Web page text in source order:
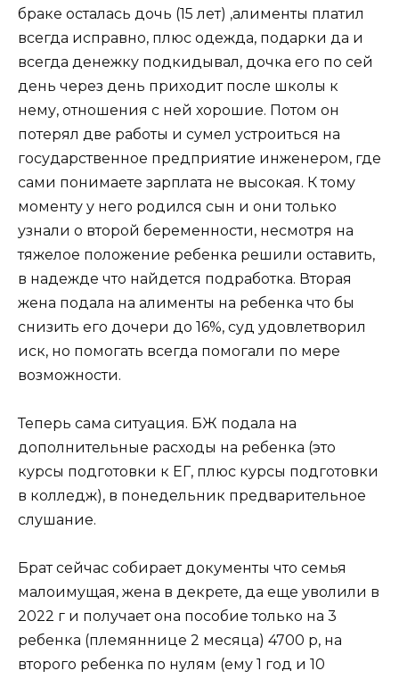
браке осталась дочь (15 лет) ,алименты платил
всегда исправно, плюс одежда, подарки да и
всегда денежку подкидывал, дочка его по сей
день через день приходит после школы к
нему, отношения с ней хорошие. Потом он
потерял две работы и сумел устроиться на
государственное предприятие инженером, где
сами понимаете зарплата не высокая. К тому
моменту у него родился сын и они только
узнали о второй беременности, несмотря на
тяжелое положение ребенка решили оставить,
в надежде что найдется подработка. Вторая
жена подала на алименты на ребенка что бы
снизить его дочери до 16%, суд удовлетворил
иск, но помогать всегда помогали по мере
возможности.
Теперь сама ситуация. БЖ подала на
дополнительные расходы на ребенка (это
курсы подготовки к ЕГ, плюс курсы подготовки
в колледж), в понедельник предварительное
слушание.
Брат сейчас собирает документы что семья
малоимущая, жена в декрете, да еще уволили в
2022 г и получает она пособие только на 3
ребенка (племяннице 2 месяца) 4700 р, на
второго ребенка по нулям (ему 1 год и 10